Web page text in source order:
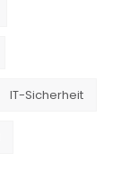
IT-Sicherheit